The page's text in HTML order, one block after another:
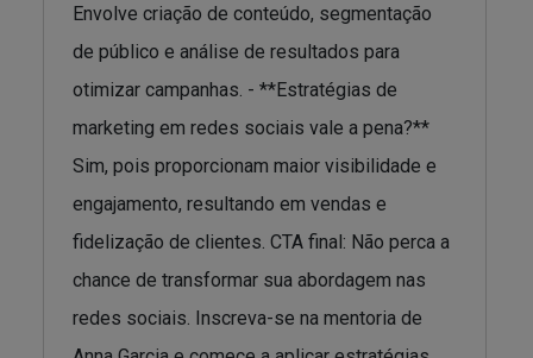
Envolve criação de conteúdo, segmentação
de público e análise de resultados para
otimizar campanhas. - **Estratégias de
marketing em redes sociais vale a pena?**
Sim, pois proporcionam maior visibilidade e
engajamento, resultando em vendas e
fidelização de clientes. CTA final: Não perca a
chance de transformar sua abordagem nas
redes sociais. Inscreva-se na mentoria de